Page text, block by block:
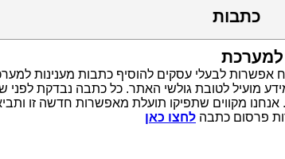
כתבות
אפשרות לבעלי עסקים להוסיף כתבות מענינות
מועיל לטובת גולשי האתר. כל כתבה נבדקת
אנחנו מקווים שתפיקו תועלת מאפשרות חדשה זו
פרסום כתבה לחצו כאן